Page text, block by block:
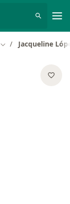
Cambiar de ciudad
Jacqueline